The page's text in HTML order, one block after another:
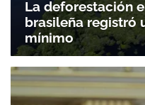
La deforestación
brasileña registró
mínimo